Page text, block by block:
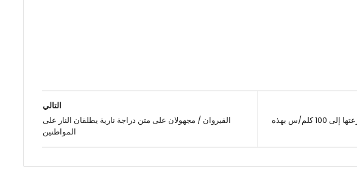
التالي
القيروان / مجهولان على متن دراجة نارية يطلقان النار على
المواطنين
الرصد الجوّي يحذر من رياح تصل سرعتها إلى 100 كلم/س بهذه